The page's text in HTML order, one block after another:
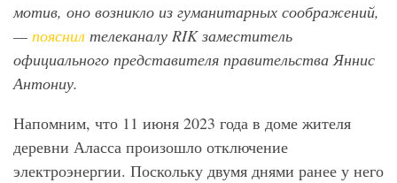
мотив, оно возникло из гуманитарных соображений,
— пояснил телеканалу RIKзаместитель
официального представителя правительства Яннис
Антониу.
Напомним, что 11 июня 2023 года в доме жителя
деревни Аласса произошло отключение
электроэнергии. Поскольку двумя днями ранее у него